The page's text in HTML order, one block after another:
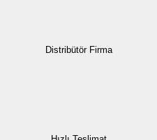
Distribütör Firma